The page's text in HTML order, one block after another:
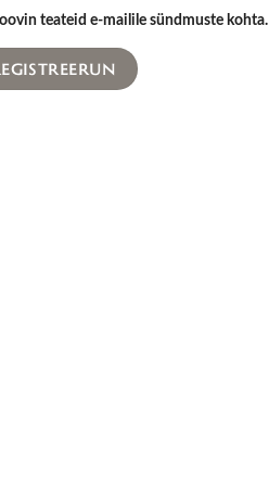
teateid e-mailile sündmuste kohta.